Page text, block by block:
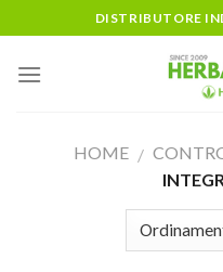
to
content
DISTRIBUTORE
HOME /